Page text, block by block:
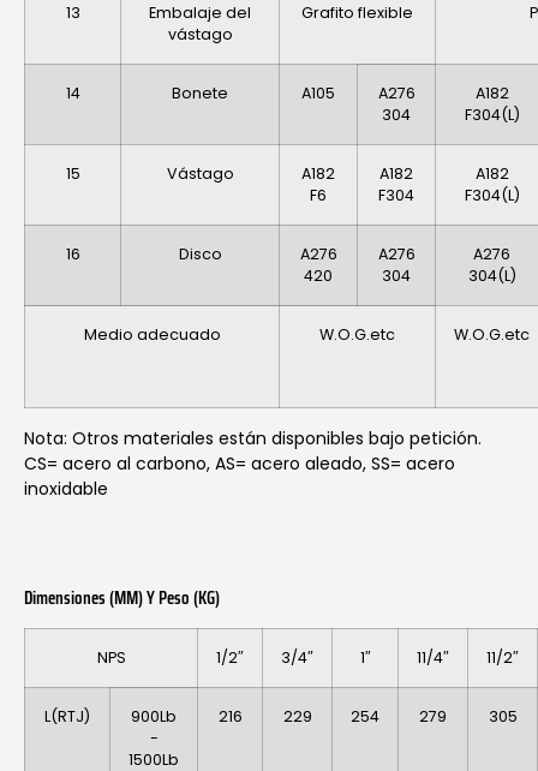
13
Embalaje del
vástago
Grafito flexible
14 Bonete A105
A276
304
A182
F304(L)
15 Vástago
A182
F6
A182
F304
A182
F304(L)
16 Disco
A276
420
A276
304
A276
304(L)
Medio adecuado W.O.G.etc W.O.G.etc
Nota: Otros materiales están disponibles bajo petición.
CS= acero al carbono, AS= acero aleado, SS= acero
inoxidable
Dimensiones (MM) Y Peso (KG)
NPS 1/2″ 3/4″ 1″ 11/4″ 11/2″
L(RTJ)
900Lb
-
1500Lb
216 229 254 279 305